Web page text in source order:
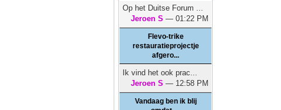
Op het Duitse Forum ...
Jeroen S — 01:22 PM
Flevo-trike
restauratieprojectje
afgero...
Ik vind het ook prac...
Jeroen S — 12:58 PM
Vandaag ben ik blij